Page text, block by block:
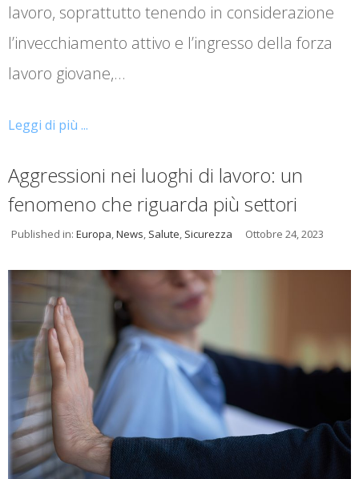
lavoro, soprattutto tenendo in considerazione
l’invecchiamento attivo e l’ingresso della forza
lavoro giovane,…
Leggi di più ...
Aggressioni nei luoghi di lavoro: un
fenomeno che riguarda più settori
Published in: Europa,News, Salute, Sicurezza Ottobre 24, 2023